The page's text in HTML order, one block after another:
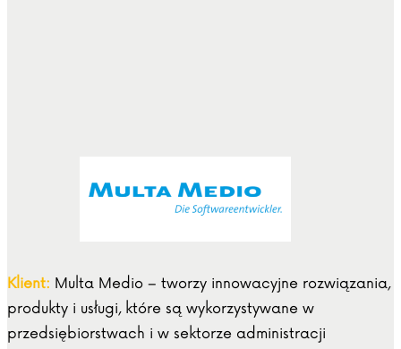
Klient: Multa Medio – tworzy innowacyjne rozwiązania,
produkty i usługi, które są wykorzystywane w
przedsiębiorstwach i w sektorze administracji